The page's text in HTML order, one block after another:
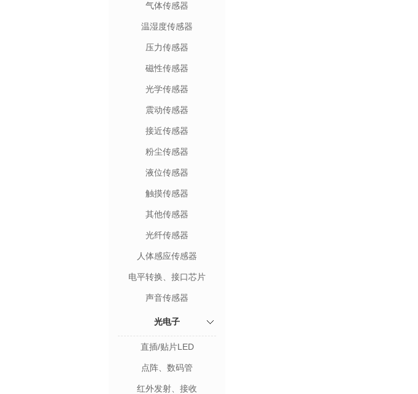
气体传感器
温湿度传感器
压力传感器
磁性传感器
光学传感器
震动传感器
接近传感器
粉尘传感器
液位传感器
触摸传感器
其他传感器
光纤传感器
人体感应传感器
电平转换、接口芯片
声音传感器
光电子
直插/贴片LED
点阵、数码管
红外发射、接收